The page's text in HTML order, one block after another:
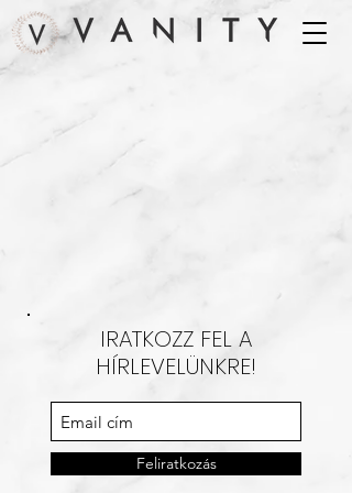
IRATKOZZ FEL A
HÍRLEVELÜNKRE!
Feliratkozás